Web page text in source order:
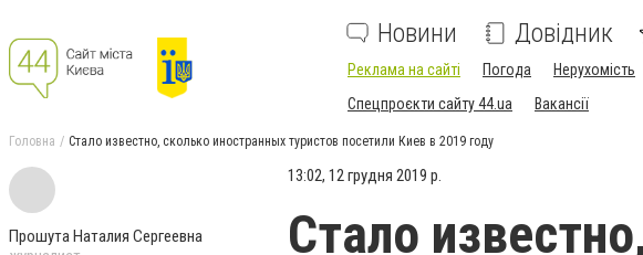
Новини Довідник
Реклама на сайті Погода Нерухомість
Спецпроєкти сайту 44.ua
Вакансії
Головна Стало известно, сколько иностранных туристов посетили Киев в 2019 году
Прошута Наталия Сергеевна
13:02, 12 грудня 2019 р.
Стало